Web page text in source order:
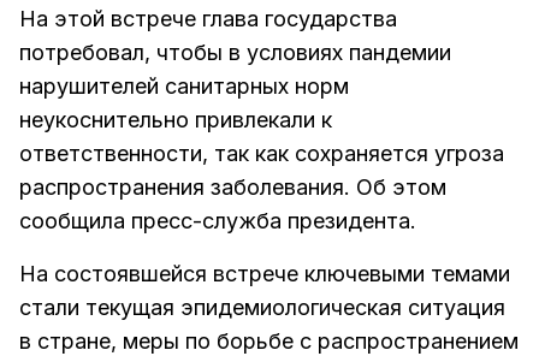
На этой встрече глава государства
потребовал, чтобы в условиях пандемии
нарушителей санитарных норм
неукоснительно привлекали к
ответственности, так как сохраняется угроза
распространения заболевания. Об этом
сообщила пресс-служба президента.
На состоявшейся встрече ключевыми темами
стали текущая эпидемиологическая ситуация
в стране, меры по борьбе с распространением